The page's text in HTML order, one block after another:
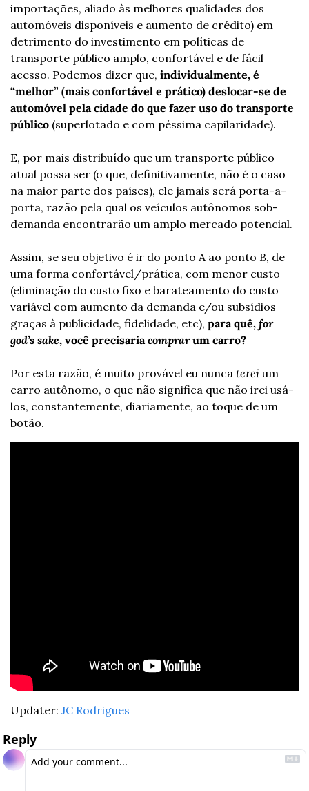
importações, aliado às melhores qualidades dos
automóveis disponíveis e aumento de crédito) em
detrimento do investimento em políticas de
transporte público amplo, confortável e de fácil
acesso. Podemos dizer que, individualmente, é
“melhor” (mais confortável e prático) deslocar-se de
automóvel pela cidade do que fazer uso do transporte
público (superlotado e com péssima capilaridade).
E, por mais distribuído que um transporte público
atual possa ser (o que, definitivamente, não é o caso
na maior parte dos países), ele jamais será porta-a-
porta, razão pela qual os veículos autônomos sob-
demanda encontrarão um amplo mercado potencial.
Assim, se seu objetivo é ir do ponto A ao ponto B, de
uma forma confortável/prática, com menor custo
(eliminação do custo fixo e barateamento do custo
variável com aumento da demanda e/ou subsídios
graças à publicidade, fidelidade, etc), para quê, for
god’s sake, você precisaria comprar um carro?
Por esta razão, é muito provável eu nunca terei um
carro autônomo, o que não significa que não irei usá-
los, constantemente, diariamente, ao toque de um
botão.
Updater: JC Rodrigues
Reply